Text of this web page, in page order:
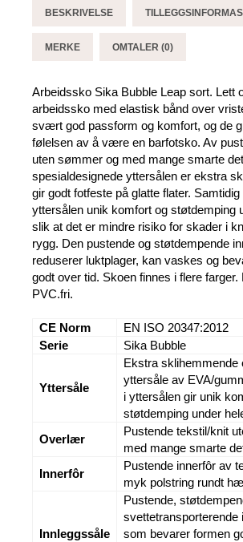
BESKRIVELSE
MERKE OMTALER (0)
Arbeidssko Sika Bubble Leap sort. Lett
arbeidssko med elastisk bånd over
svært god passform og komfort, og de
følelsen av å være en barfotsko. Av
uten sømmer og med mange smarte
spesialdesignede yttersålen er ekstra
gir godt fotfeste på glatte flater.
yttersålen unik komfort og støtdemping
slik at det er mindre risiko for skader i
rygg. Den pustende og støtdempende
reduserer luktplager, kan vaskes og
godt over tid. Skoen finnes i flere farger.
PVC.fri.
CE Norm
EN ISO 20347:2012
Serie
Sika Bubble
Yttersåle
Ekstra sklihemmende
yttersåle av EVA/
i yttersålen gir unik
støtdemping under
Overlær
Pustende tekstil/knit
med mange smarte
Innerfôr
Pustende innerfôr av
myk polstring rundt
Innleggssåle
Pustende,
svettetransporterende
som bevarer formen